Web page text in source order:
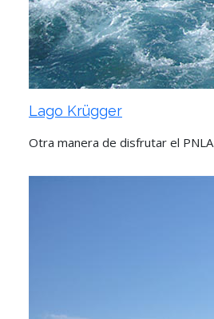
Lago Krügger
Otra manera de disfrutar el PNLA